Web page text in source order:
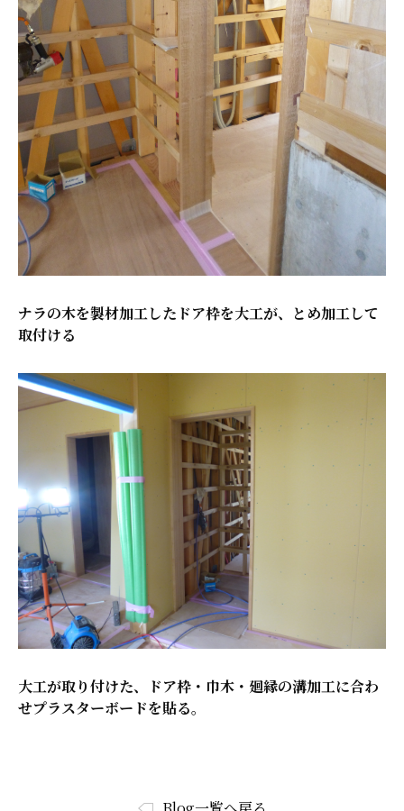
ナラの木を製材加工したドア枠を大工が、とめ加工して
取付ける
大工が取り付けた、ドア枠・巾木・廻縁の溝加工に合わ
せプラスターボードを貼る。